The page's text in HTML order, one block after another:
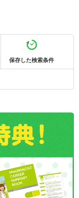
保存した検索条件